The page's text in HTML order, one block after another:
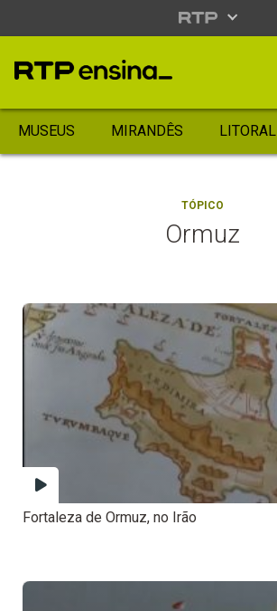
MUSEUS MIRANDÊS LITORAL
TÓPICO
Ormuz
Fortaleza de Ormuz, no Irão